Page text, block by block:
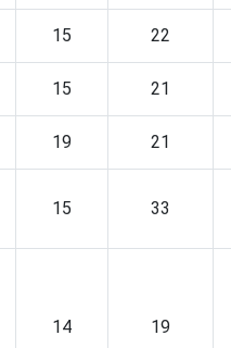
15 22
15 21
19 21
15 33
14 19